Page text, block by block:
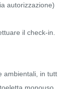
autorizzazione)
il check-in.
ambientali, in tutt